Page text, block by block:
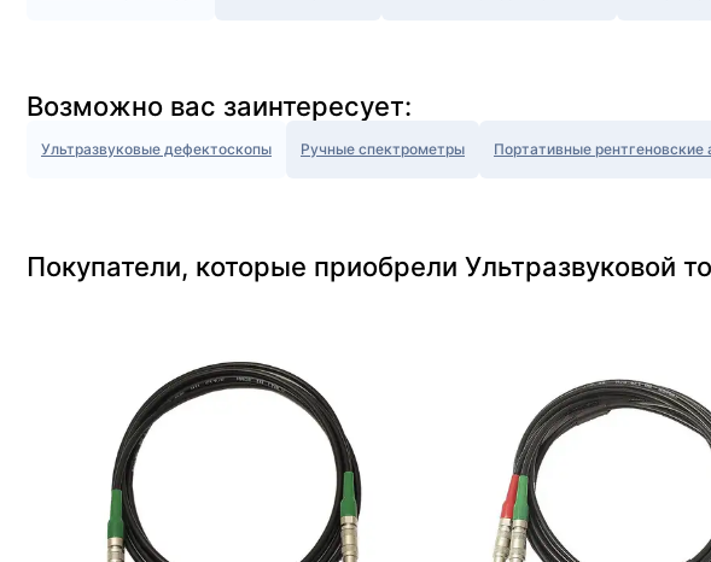
Возможно вас заинтересует:
Ультразвуковые дефектоскопы Ручные спектрометры Портативные рентгеновские
Покупатели, которые приобрели Ультразвуковой